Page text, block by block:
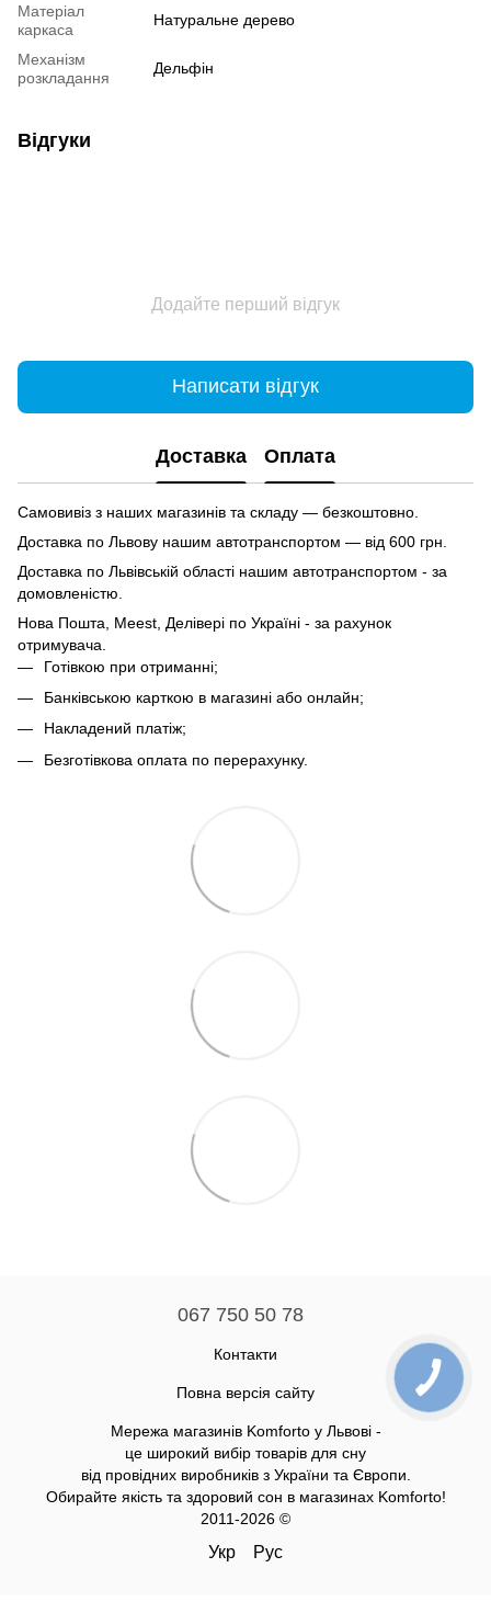
Матеріал
каркаса
Натуральне дерево
Механізм
розкладання
Дельфін
Відгуки
Додайте перший відгук
Написати відгук
Доставка Оплата
Самовивіз з наших магазинів та складу — безкоштовно.
Доставка по Львову нашим автотранспортом — від 600 грн.
Доставка по Львівській області нашим автотранспортом - за
домовленістю.
Нова Пошта, Meest, Делівері по Україні - за рахунок
отримувача.
Готівкою при отриманні;
Банківською карткою в магазині або онлайн;
Накладений платіж;
Безготівкова оплата по перерахунку.
067 750 50 78
Контакти
Повна версія сайту
Мережа магазинів Komforto у Львові -
це широкий вибір товарів для сну
від провідних виробників з України та Європи.
Обирайте якість та здоровий сон в магазинах Komforto!
2011-2026 ©
Укр Рус